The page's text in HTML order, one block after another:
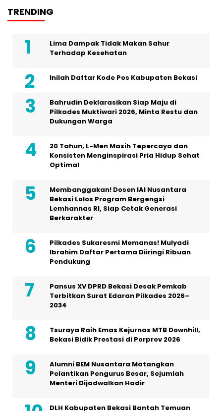
TRENDING
Lima Dampak Tidak Makan Sahur
Terhadap Kesehatan
Inilah Daftar Kode Pos Kabupaten Bekasi
Bahrudin Deklarasikan Siap Maju di
Pilkades Muktiwari 2026, Minta Restu dan
Dukungan Warga
20 Tahun, L-Men Masih Tepercaya dan
Konsisten Menginspirasi Pria Hidup Sehat
Optimal
Membanggakan! Dosen IAI Nusantara
Bekasi Lolos Program Bergengsi
Lemhannas RI, Siap Cetak Generasi
Berkarakter
Pilkades Sukaresmi Memanas! Mulyadi
Ibrahim Daftar Pertama Diiringi Ribuan
Pendukung
Pansus XV DPRD Bekasi Desak Pemkab
Terbitkan Surat Edaran Pilkades 2026–
2034
Tsuraya Raih Emas Kejurnas MTB Downhill,
Bekasi Bidik Prestasi di Porprov 2026
Alumni BEM Nusantara Matangkan
Pelantikan Pengurus Besar, Sejumlah
Menteri Dijadwalkan Hadir
DLH Kabupaten Bekasi Bantah Temuan